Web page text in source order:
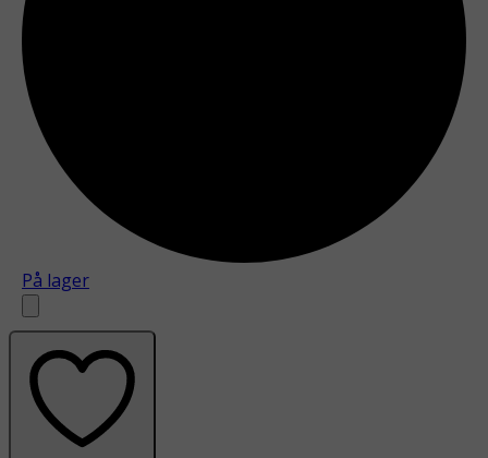
På lager